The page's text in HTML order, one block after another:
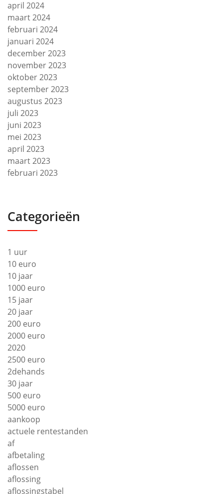
april 2024
maart 2024
februari 2024
januari 2024
december 2023
november 2023
oktober 2023
september 2023
augustus 2023
juli 2023
juni 2023
mei 2023
april 2023
maart 2023
februari 2023
Categorieën
1 uur
10 euro
10 jaar
1000 euro
15 jaar
20 jaar
200 euro
2000 euro
2020
2500 euro
2dehands
30 jaar
500 euro
5000 euro
aankoop
actuele rentestanden
af
afbetaling
aflossen
aflossing
aflossingstabel